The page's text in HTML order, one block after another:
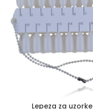
Lepeza za uzorke